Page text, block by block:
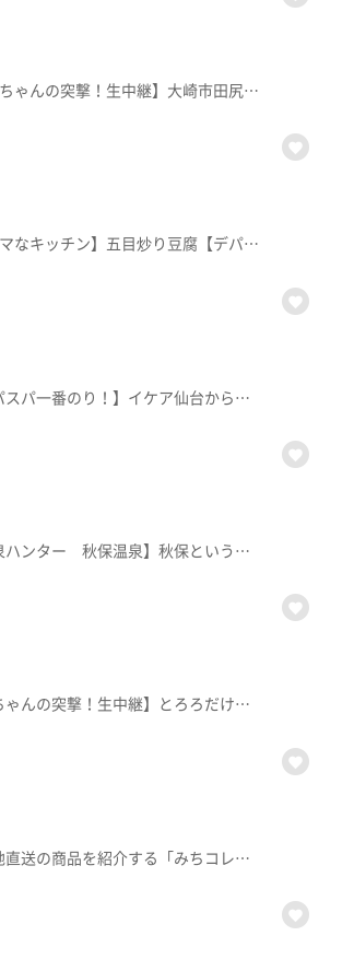
この動画は2025年12月11日(木)に放送されたものです。【熊ちゃんの突撃！生中継】大崎市田尻の人気お食事処からボリューム満点！コスパ最高の海鮮丼＆定食と新メニューを紹介します。【デパスパ一番のり！】イオンタウン仙台泉大沢から生中継！【ナマなキッチン】『牡蠣入り麻婆豆腐』ホテルメトロポリタン仙台 中国料理 宴会料理長 三善文樹【topoぐるめ×クリマ】※紹介した催事等は終了している場合があります。※紹介した商品等は取り扱いが終了している場合があります。
この動画は2025年12月10日(水)に放送されたものです。【ナマなキッチン】五目炒り豆腐【デパスパ一番のり！】仙台三越から生中継！【仙台クリスマスマーケット2025 おすすめグルメ】■NONBEE KITCHEN■Toritoya■NENE♡CHICKEN■マイナビ仙台レディースコラボキッチン※紹介した催事等は終了している場合があります。※紹介した商品等は取り扱いが終了している場合があります。
この動画は2025年12月9日(火)に放送されたものです。【デパスパ一番のり！】イケア仙台から生中継！【ナマなキッチン】豚肉と豆腐のピリ辛煮【仙台クリスマスマーケット2025 おすすめグルメ】■森のキッチン■sweet dining MINERVA■abill■SUGEEZ※紹介した催事等は終了している場合があります。※紹介した商品等は取り扱いが終了している場合があります。
この動画は2025年12月8日(月)に放送されたものです。【温泉ハンター 秋保温泉】秋保という名前には意外な説とクラシカルな温泉リゾートで贅沢気分を味わう【デパスパ一番のり！】イオンモール名取から生中継！【ナマなキッチン】大根とこんにゃくの味噌バター炒め※紹介した催事等は終了している場合があります。※紹介した商品等は取り扱いが終了している場合があります。
この動画は2025年12月4日(木)に放送されたものです。【龍ちゃんの突撃！生中継】とろろだけじゃない！今が一番おいしい自然薯料理の数々を紹介します。【デパスパ一番のり！】ザ・モール仙台長町から生中継！【ナマなキッチン】みかん味噌のふろふき大根ホテルメトロポリタン仙台 日本料理 宴会料理長 渡部 建【節目に始めます！ペン字】■佐々木鈴優書道院 上杉教室【住所】青葉区上杉1丁目13-36※紹介した催事等は終了している場合があります。※紹介した商品等は取り扱いが終了している場合があります。
この動画は2025年12月3日(水)に放送されたものです。【産地直送の商品を紹介する「みちコレッ！」】加美町からパリッと食感！シンプルな味わいがやみつきになる人気のお菓子と東松島からこれから益々美味しくなる奥松島鳴瀬産のカキを紹介します。【デパスパ一番のり！】仙台パルコ1から生中継【ナマなキッチン】野菜とミートボールのミルクスープ【突撃生中継！】仙台三越から生中継※紹介した催事等は終了している場合があります。※紹介した商品等は取り扱いが終了している場合があります。